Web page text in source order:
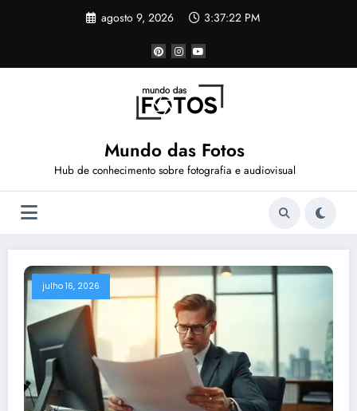
agosto 9, 2026 3:37:23 PM
Mundo das Fotos
Hub de conhecimento sobre fotografia e audiovisual
julho 16, 2026